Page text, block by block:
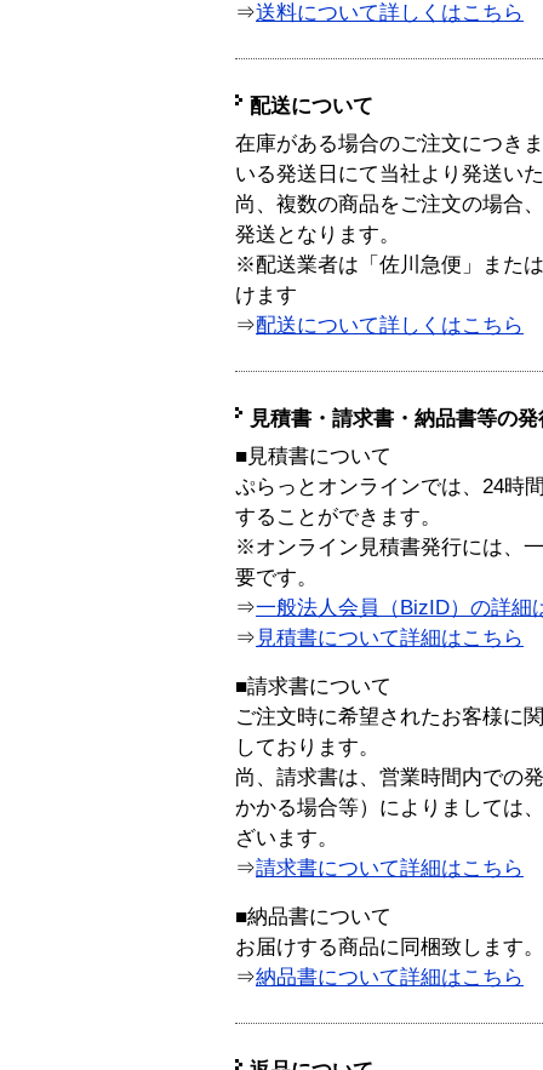
⇒送料について詳しくはこちら
配送について
在庫がある場合のご注文につき
いる発送日にて当社より発送い
尚、複数の商品をご注文の場合
発送となります。
※配送業者は「佐川急便」また
けます
⇒配送について詳しくはこちら
見積書・請求書・納品書等の
■見積書について
ぷらっとオンラインでは、24時
することができます。
※オンライン見積書発行には、
要です。
⇒一般法人会員（BizID）の詳細
⇒ 見積書について詳細はこちら
■請求書について
ご注文時に希望されたお客様に
しております。
尚、請求書は、営業時間内での
かかる場合等）によりましては
ざいます。
⇒請求書について詳細はこちら
■納品書について
お届けする商品に同梱致します。
⇒納品書について詳細はこちら